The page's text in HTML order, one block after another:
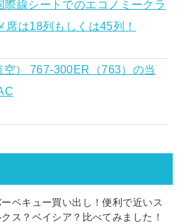
際線シートでのエコノミークラ
席は18列もしくは45列！
空） 767-300ER（763）の当
ベキュー買い出し！便利で近いス
ス？ベイシア？比べてみました！